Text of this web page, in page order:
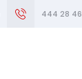
444 28 46